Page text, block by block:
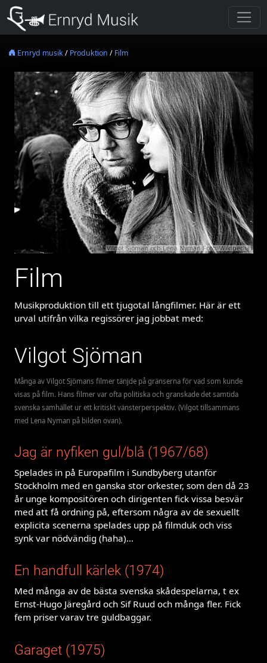
Ernryd musik/ Produktion / Film
Vilgot Sjöman och Lena Nyman Foto: Wikipedia
Film
Musikproduktion till ett tjugotal långfilmer. Här är ett
urval utifrån vilka regissörer jag jobbat med:
Vilgot Sjöman
Många av Vilgot Sjömans filmer tänjde på gränserna för vad som kunde
visas på film. Hans filmer var ofta politiska och granskade det samtida
svenska samhället ur ett kritiskt vänsterperspektiv. (Vilgot tillsammans
med Lena Nyman på bilden ovan).
Jag är nyfiken gul/blå (1967/68)
Spelades in på Europafilm i Sundbyberg utanför
Stockholm med en ganska stor orkester, som den då 23
år unge kompositören och dirigenten fick vissa besvär
med att få ordning på, eftersom några av de sexuellt
explicita scenerna spelades upp på filmduk och viss
synk var nödvändig (haha)...
En handfull kärlek (1974)
Med många av de bästa svenska skådespelarna, t ex
Ernst-Hugo Järegård och Sif Ruud och många fler. Fick
fem priser varav tre guldbaggar.
Garaget (1975)